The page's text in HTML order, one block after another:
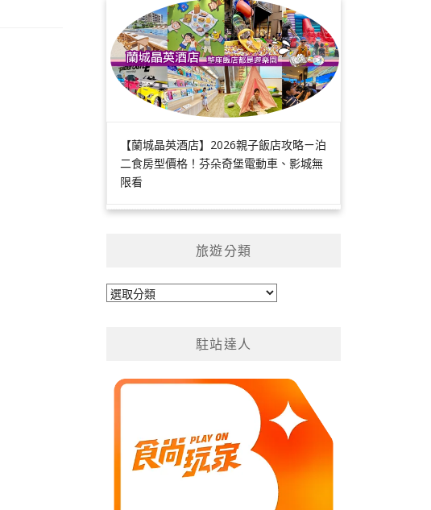
【蘭城晶英酒店】2026親子飯店攻略ㄧ泊
二食房型價格！芬朵奇堡電動車、影城無
限看
旅遊分類
旅
駐站達人